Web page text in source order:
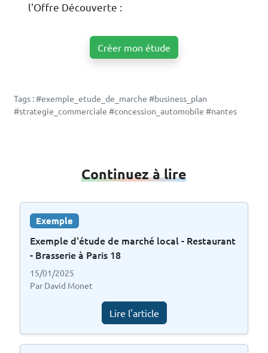
l'Offre Découverte :
Créer mon étude
Tags : #exemple_etude_de_marche #business_plan
#strategie_commerciale #concession_automobile #nantes
Continuez à lire
Exemple
Exemple d'étude de marché local - Restaurant
- Brasserie à Paris 18
15/01/2025
Par David Monet
Lire l'article